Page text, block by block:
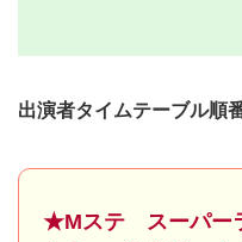
出演者タイムテーブル順
★Mステ スーパー